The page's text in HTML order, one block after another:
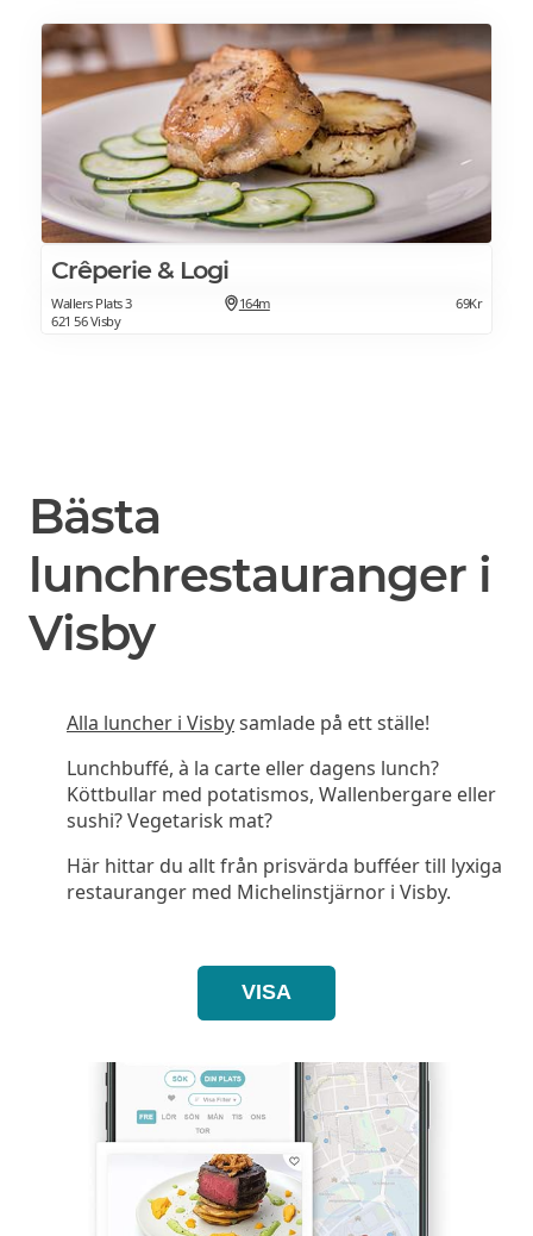
Crêperie & Logi
Wallers Plats 3
621 56 Visby
164m 69Kr
Bästa
lunchrestauranger i
Visby
Alla luncher i Visbysamlade på ett ställe!
Lunchbuffé, à la carte eller dagens lunch?
Köttbullar med potatismos, Wallenbergare eller
sushi? Vegetarisk mat?
Här hittar du allt från prisvärda bufféer till lyxiga
restauranger med Michelinstjärnor i Visby.
VISA